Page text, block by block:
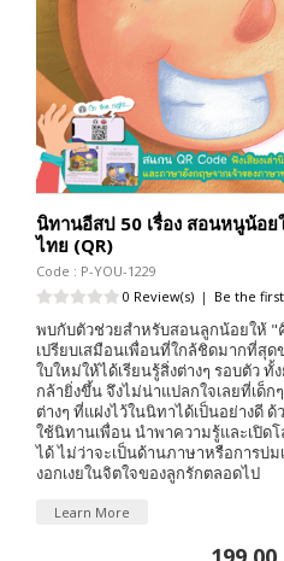
นิทานอีสป 50 เรื่อง สอนหนูน้อย
ไทย (QR)
Code : P-YOU-1229
0 Review(s) | Be the
พบกับตัวช่วยสำหรับสอนลูกน้อยให้
เปรียบเสมือนเพื่อนที่ใกล้ชิดมากที่สุด
ใบใหม่ให้ได้เรียนรู้สิ่งต่างๆ รอบตัว
กล้ายิ่งขึ้น จึงไม่น่าแปลกใจเลยที่เด็
ต่างๆ ที่แฝงไว้ในนิทาได้เป็นอย่างดี
ใช้นิทานเพื่อน นำพาความรู้และเปิด
ได้ ไม่ว่าจะเป็นด้านภาษาหรือการบ่
งอกเงยในจิตใจของลูกรักตลอดไป
Learn More